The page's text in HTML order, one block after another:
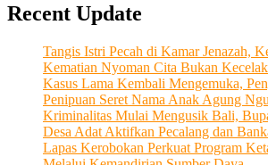
Adaptif
Membangun
Komunitas
yang
Kuat
dengan
Memfasilitasi
Intermediasi
Keuangan
Desa
Recent Update
Tangis Istri Pecah di Kamar Jenazah,
Kematian Nyoman Cita Bukan
Kasus Lama Kembali Mengemuka,
Penipuan Seret Nama Anak Agung
Kriminalitas Mulai Mengusik Bali,
Desa Adat Aktifkan Pecalang dan
Lapas Kerobokan Perkuat Program